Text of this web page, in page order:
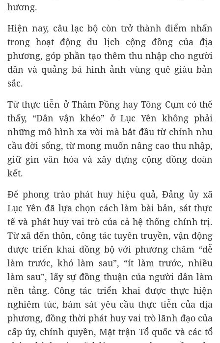
hương.
Hiện nay, câu lạc bộ còn trở thành điểm nhấn
trong hoạt động du lịch cộng đồng của địa
phương, góp phần tạo thêm thu nhập cho người
dân và quảng bá hình ảnh vùng quê giàu bản
sắc.
Từ thực tiễn ở Thâm Pồng hay Tông Cụm có thể
thấy, “Dân vận khéo” ở Lục Yên không phải
những mô hình xa vời mà bắt đầu từ chính nhu
cầu đời sống, từ mong muốn nâng cao thu nhập,
giữ gìn văn hóa và xây dựng cộng đồng đoàn
kết.
Để phong trào phát huy hiệu quả, Đảng ủy xã
Lục Yên đã lựa chọn cách làm bài bản, sát thực
tế và phát huy vai trò của cả hệ thống chính trị.
Từ xã đến thôn, công tác tuyên truyền, vận động
được triển khai đồng bộ với phương châm “dễ
làm trước, khó làm sau”, “ít làm trước, nhiều
làm sau”, lấy sự đồng thuận của người dân làm
nền tảng. Công tác triển khai được thực hiện
nghiêm túc, bám sát yêu cầu thực tiễn của địa
phương, đồng thời phát huy vai trò lãnh đạo của
cấp ủy, chính quyền, Mặt trận Tổ quốc và các tổ